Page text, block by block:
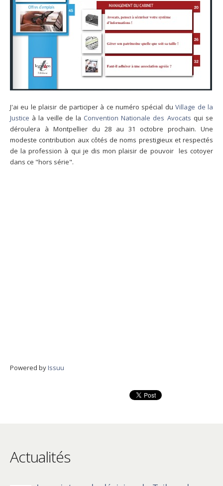
J'ai eu le plaisir de participer à ce numéro spécial duVillage de la
Justice à la veille de la Convention Nationale des Avocats qui se
déroulera à Montpellier du 28 au 31 octobre prochain. Une
modeste contribution aux côtés de noms prestigieux et respectés
de la profession à qui je dis mon plaisir de pouvoir les cotoyer
dans ce "hors série".
Powered byIssuu
Actualités